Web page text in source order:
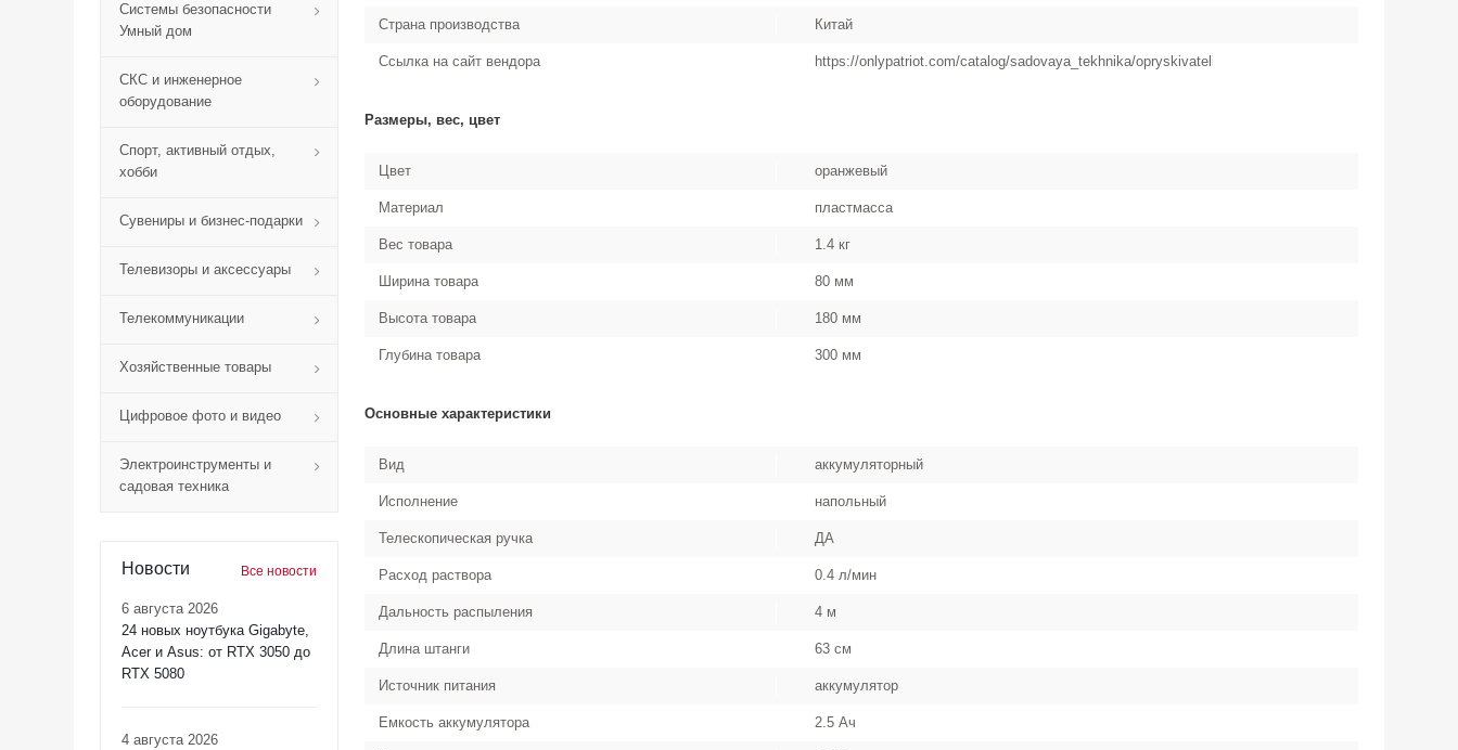
Системы безопасности
Умный дом
СКС и инженерное
оборудование
Спорт, активный отдых,
хобби
Сувениры и бизнес-подарки
Телевизоры и аксессуары
Телекоммуникации
Хозяйственные товары
Цифровое фото и видео
Электроинструменты и
садовая техника
Новости Все новости
6 августа 2026
24 новых ноутбука Gigabyte,
Acer и Asus: от RTX 3050 до
RTX 5080
4 августа 2026
Страна производства Китай
Ссылка на сайт вендора https://onlypatriot.com/catalog/sadovaya_tekhnika/opryskivateli/akkumulyatornye/
Размеры, вес, цвет
Цвет оранжевый
Материал пластмасса
Вес товара 1.4 кг
Ширина товара 80 мм
Высота товара 180 мм
Глубина товара 300 мм
Основные характеристики
Вид аккумуляторный
Исполнение напольный
Телескопическая ручка ДА
Расход раствора 0.4 л/мин
Дальность распыления 4 м
Длина штанги 63 см
Источник питания аккумулятор
Емкость аккумулятора 2.5 Ач